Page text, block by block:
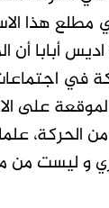
مطلع هذا
أبابا
في
على
الحركة،
و ليست